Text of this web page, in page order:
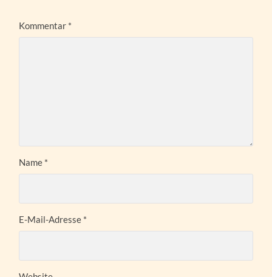
Kommentar *
Name *
E-Mail-Adresse *